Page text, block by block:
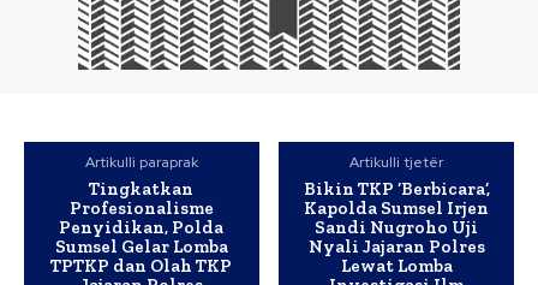
Artikulli paraprak
Tingkatkan
Profesionalisme
Penyidikan, Polda
Sumsel Gelar Lomba
TPTKP dan Olah TKP
Artikulli tjetër
Bikin TKP ‘Berbicara’,
Kapolda Sumsel Irjen
Sandi Nugroho Uji
Nyali Jajaran Polres
Lewat Lomba